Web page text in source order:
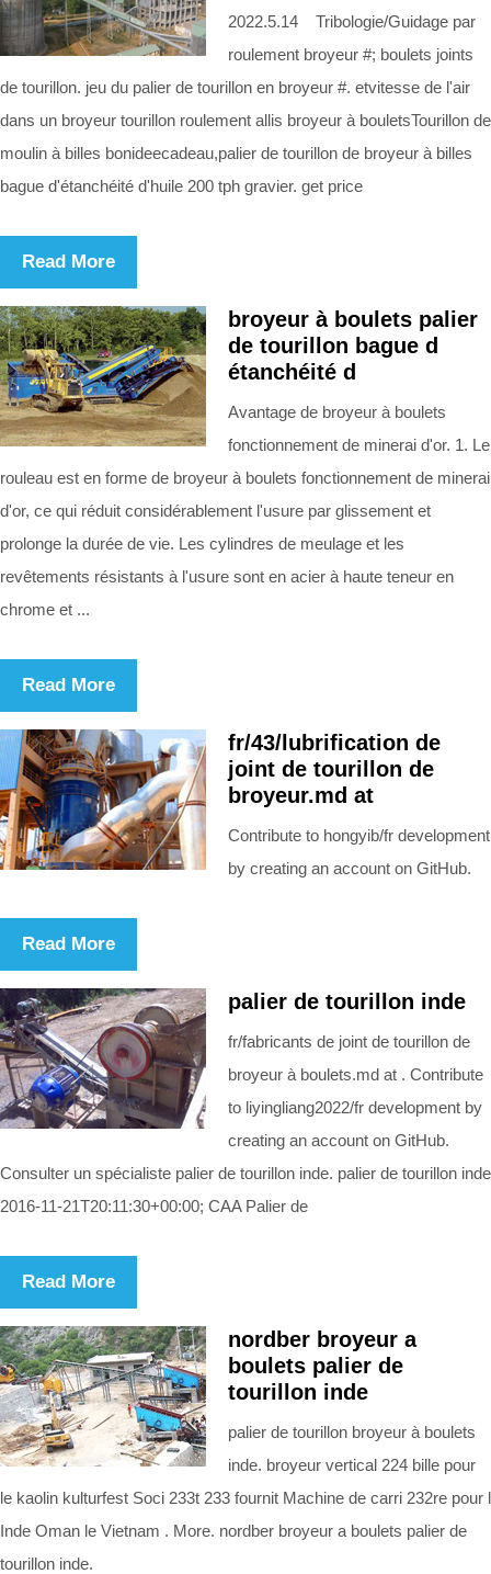
2022.5.14 Tribologie/Guidage par
roulement broyeur #; boulets joints
de tourillon. jeu du palier de tourillon en broyeur #. etvitesse de l'air
dans un broyeur tourillon roulement allis broyeur à bouletsTourillon de
moulin à billes bonideecadeau,palier de tourillon de broyeur à billes
bague d'étanchéité d'huile 200 tph gravier. get price
Read More
broyeur à boulets palier
de tourillon bague d
étanchéité d
Avantage de broyeur à boulets
fonctionnement de minerai d'or. 1. Le
rouleau est en forme de broyeur à boulets fonctionnement de minerai
d'or, ce qui réduit considérablement l'usure par glissement et
prolonge la durée de vie. Les cylindres de meulage et les
revêtements résistants à l'usure sont en acier à haute teneur en
chrome et ...
Read More
fr/43/lubrification de
joint de tourillon de
broyeur.md at
Contribute to hongyib/fr development
by creating an account on GitHub.
Read More
palier de tourillon inde
fr/fabricants de joint de tourillon de
broyeur à boulets.md at . Contribute
to liyingliang2022/fr development by
creating an account on GitHub.
Consulter un spécialiste palier de tourillon inde. palier de tourillon inde
2016-11-21T20:11:30+00:00; CAA Palier de
Read More
nordber broyeur a
boulets palier de
tourillon inde
palier de tourillon broyeur à boulets
inde. broyeur vertical 224 bille pour
le kaolin kulturfest Soci 233t 233 fournit Machine de carri 232re pour l
Inde Oman le Vietnam . More. nordber broyeur a boulets palier de
tourillon inde.